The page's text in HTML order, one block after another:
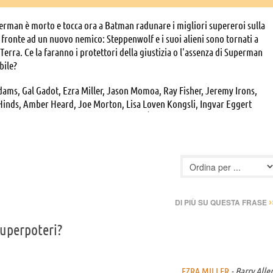
è morto e tocca ora a Batman radunare i migliori supereroi sulla
ad un nuovo nemico: Steppenwolf e i suoi alieni sono tornati a
Ce la faranno i protettori della giustizia o l'assenza di Superman
Gal Gadot, Ezra Miller, Jason Momoa, Ray Fisher, Jeremy Irons,
Amber Heard, Joe Morton, Lisa Loven Kongsli, Ingvar Eggert
Courtenay, Heather Imbeah, Carla Turner, Lara Decaro, Serene
Bole, Shahla Ayamah, Richard Clifford, Will Austin, Kobna
Ann Ogbomo, Samantha Jo, Marc McClure, Paul Foulds, Anthony
Glynn, Patrick Connolly, Ninaz Khodaiji, Rosa Escoda, Joe Reisig,
Gray, Katia Elizarova, Gem Refoufi, Leila Reid, Suan-Li Ong, Tina
Burke, Keith Simpson, Gary A. Hecker, , Stewart Alexander, Deepak
Joanne Batten, Sabean Bea, Marc Benanti, Sam Benjamin, Jamie
DI PIÙ SU QUESTA FRASE